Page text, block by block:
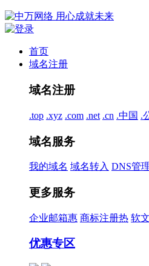
首页
域名注册
域名注册
.top .xyz .com .net .cn .中国 .
域名服务
我的域名 域名转入 DNS管
更多服务
企业邮箱惠 商标注册热 软
优惠专区